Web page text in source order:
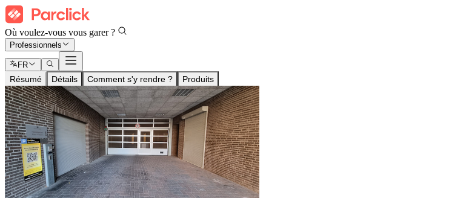
Où voulez-vous vous garer ?
Professionnels
FR
Résumé Détails Comment s'y rendre ? Produits